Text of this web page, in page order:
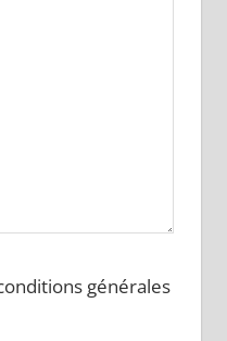
générales